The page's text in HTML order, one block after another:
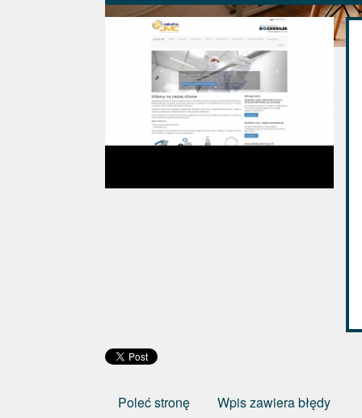
Poleć stronę Wpis zawiera błędy